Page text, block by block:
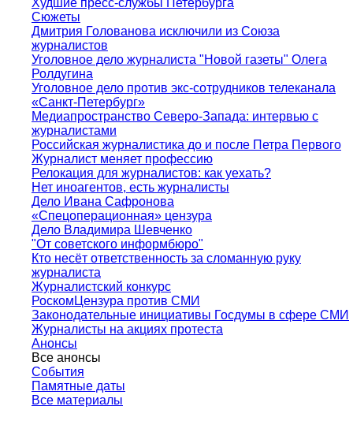
Худшие пресс-службы Петербурга
Сюжеты
Дмитрия Голованова исключили из Союза
журналистов
Уголовное дело журналиста "Новой газеты" Олега
Ролдугина
Уголовное дело против экс-сотрудников телеканала
«Санкт-Петербург»
Медиапространство Северо-Запада: интервью с
журналистами
Российская журналистика до и после Петра Первого
Журналист меняет профессию
Релокация для журналистов: как уехать?
Нет иноагентов, есть журналисты
Дело Ивана Сафронова
«Спецоперационная» цензура
Дело Владимира Шевченко
"От советского информбюро"
Кто несёт ответственность за сломанную руку
журналиста
Журналистский конкурс
РоскомЦензура против СМИ
Законодательные инициативы Госдумы в сфере СМИ
Журналисты на акциях протеста
Анонсы
Все анонсы
События
Памятные даты
Все материалы